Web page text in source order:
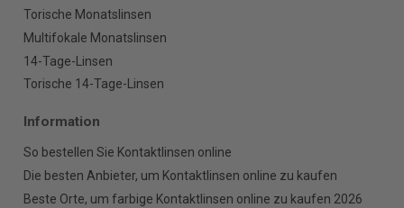
Torische Monatslinsen
Multifokale Monatslinsen
14-Tage-Linsen
Torische 14-Tage-Linsen
Information
So bestellen Sie Kontaktlinsen online
Die besten Anbieter, um Kontaktlinsen online zu kaufen
Beste Orte, um farbige Kontaktlinsen online zu kaufen 2026